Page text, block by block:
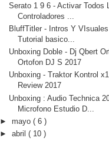
Serato 1 9 6 - Activar Todos
Controladores ...
BluffTitler - Intros Y
Tutorial basico...
Unboxing Doble - Dj Qbert
Ortofon DJ S 2017
Unboxing - Traktor Kontrol
Review 2017
Unboxing : Audio Technica
Microfono Estudio D...
► mayo ( 6 )
► abril ( 10 )